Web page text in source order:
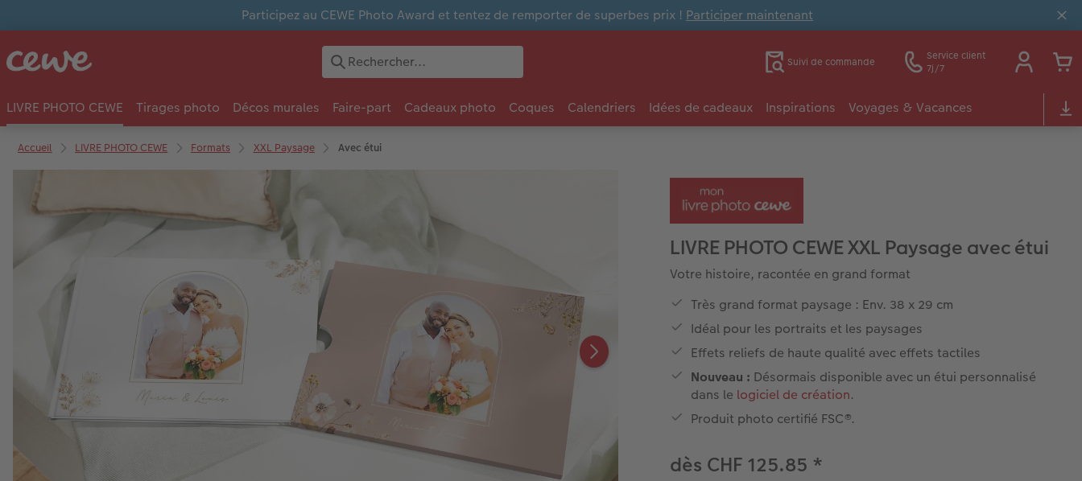
Participez au CEWE Photo Award et tentez de remporter de superbes prix ! Participer maintenant
Suivi de commande
Service client
7j/7
LIVRE PHOTO CEWE Tirages photo Décos murales Faire-part Cadeaux photo Coques Calendriers Idées de cadeaux Inspirations Voyages & Vacances
Accueil LIVRE PHOTO CEWE Formats XXL Paysage Avec étui
LIVRE PHOTO CEWE XXL Paysage avec étui
Votre histoire, racontée en grand format
Très grand format paysage : Env. 38 x 29 cm
Idéal pour les portraits et les paysages
Effets reliefs de haute qualité avec effets tactiles
Nouveau : Désormais disponible avec un étui personnalisé
dans le logiciel de création.
Produit photo certifié FSC®.
dès CHF 125.85 *